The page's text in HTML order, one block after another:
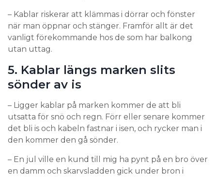
– Kablar riskerar att klämmas i dörrar och fönster
när man öppnar och stänger. Framför allt är det
vanligt förekommande hos de som har balkong
utan uttag.
5. Kablar längs marken slits
sönder av is
– Ligger kablar på marken kommer de att bli
utsatta för snö och regn. Förr eller senare kommer
det bli is och kabeln fastnar i isen, och rycker man i
den kommer den gå sönder.
– En jul ville en kund till mig ha pynt på en bro över
en damm och skarvsladden gick under bron i